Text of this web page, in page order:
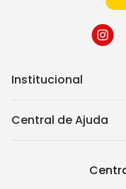
Institucional
Central de Ajuda